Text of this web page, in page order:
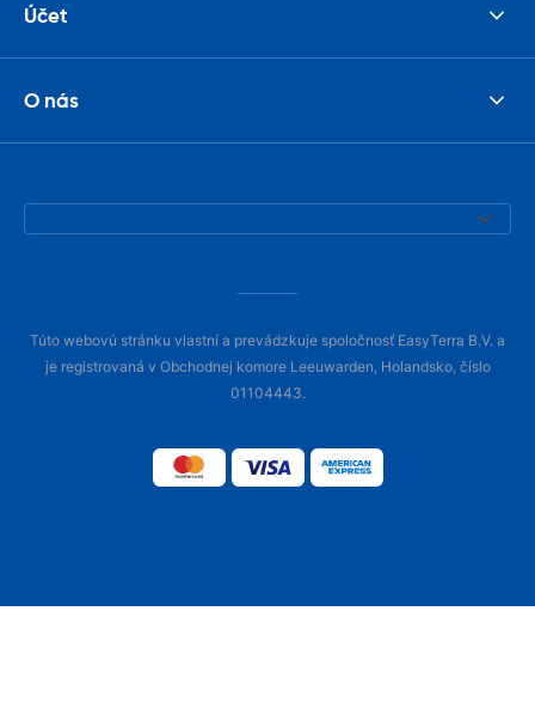
Účet
O nás
Túto webovú stránku vlastní a prevádzkuje spoločnosť EasyTerra B.V. a
je registrovaná v Obchodnej komore Leeuwarden, Holandsko, číslo
01104443.